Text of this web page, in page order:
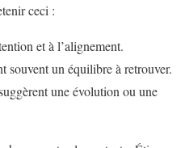
ceci :
et à l’alignement.
souvent un équilibre à retrouver.
une évolution ou une